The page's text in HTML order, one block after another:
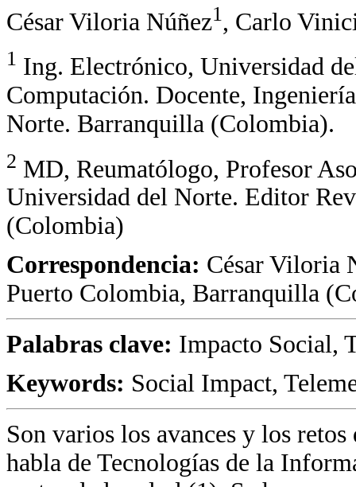
César Viloria Núñez1 , Carlo
1 Ing. Electrónico, Universidad
Computación. Docente,
Norte. Barranquilla (Colombia).
2 MD, Reumatólogo, Profesor
Universidad del Norte. Editor
(Colombia)
Correspondencia: César Viloria
Puerto Colombia, Barranquilla
Palabras clave: Impacto Social,
Keywords: Social Impact,
Son varios los avances y los
habla de Tecnologías de la